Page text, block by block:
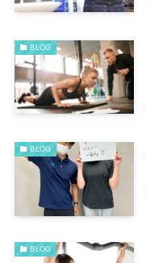
BLOG
BLOG
BLOG